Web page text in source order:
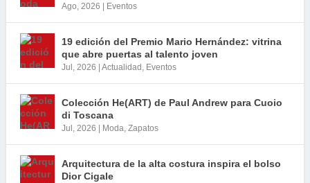
Ago, 2026 | Eventos
19 edición del Premio Mario Hernández: vitrina
que abre puertas al talento joven
Jul, 2026 | Actualidad Eventos
Colección He(ART) de Paul Andrew para Cuoio
di Toscana
Jul, 2026 | Moda Zapatos
Arquitectura de la alta costura inspira el bolso
Dior Cigale